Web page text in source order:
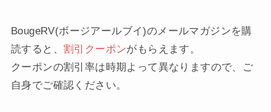
BougeRV(ボージアールブイ)のメールマガジンを購
読すると、 割引クーポンがもらえます。
クーポンの割引率は時期よって異なりますので、ご
自身でご確認ください。